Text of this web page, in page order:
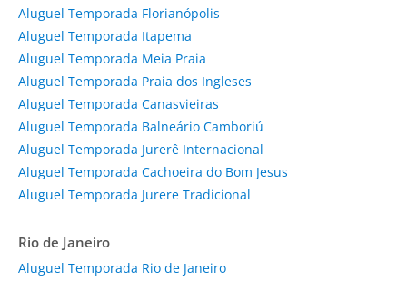
Aluguel Temporada Florianópolis
Aluguel Temporada Itapema
Aluguel Temporada Meia Praia
Aluguel Temporada Praia dos Ingleses
Aluguel Temporada Canasvieiras
Aluguel Temporada Balneário Camboriú
Aluguel Temporada Jurerê Internacional
Aluguel Temporada Cachoeira do Bom Jesus
Aluguel Temporada Jurere Tradicional
Rio de Janeiro
Aluguel Temporada Rio de Janeiro